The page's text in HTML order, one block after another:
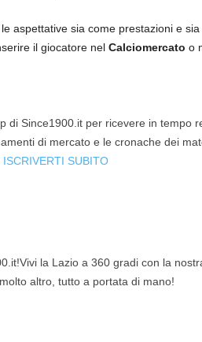
aspettative sia come prestazioni e
il giocatore nel Calciomercato o
di Since1900.it per ricevere in tempo
di mercato e le cronache dei
SUBITO
la Lazio a 360 gradi con la
altro, tutto a portata di mano!